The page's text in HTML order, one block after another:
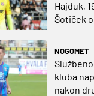
Hajduk,
Šotiček
Siliću
NOGOMET
kluba
nakon